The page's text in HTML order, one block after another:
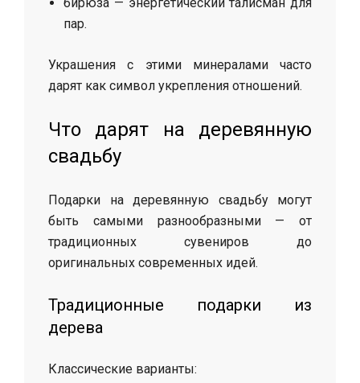
бирюза — энергетический талисман для
пар.
Украшения с этими минералами часто
дарят как символ укрепления отношений.
Что дарят на деревянную
свадьбу
Подарки на деревянную свадьбу могут
быть самыми разнообразными — от
традиционных сувениров до
оригинальных современных идей.
Традиционные подарки из
дерева
Классические варианты: